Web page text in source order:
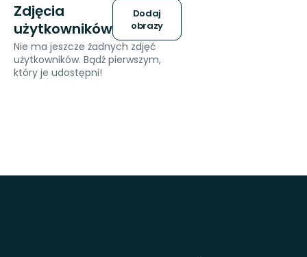
Zdjęcia
użytkowników
Dodaj
obrazy
Nie ma jeszcze żadnych zdjęć
użytkowników. Bądź pierwszym,
który je udostępni!